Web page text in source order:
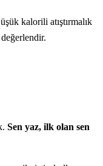
kalorili atıştırmalık
Sen yaz, ilk olan sen